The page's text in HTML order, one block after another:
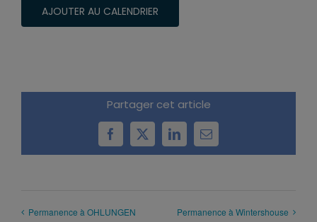
AJOUTER AU CALENDRIER
Partager cet article
Facebook
X LinkedInEmail
Permanence à OHLUNGEN Permanence à Wintershouse